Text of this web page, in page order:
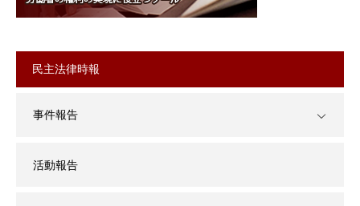
民主法律時報
事件報告
活動報告